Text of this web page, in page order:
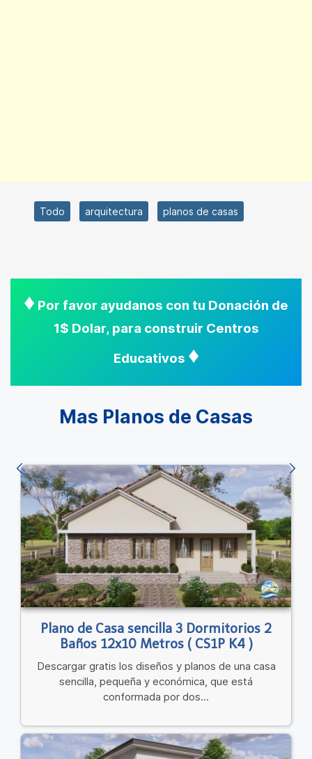
Todo arquitectura planos de casas
♦ Por favor ayudanos con tu Donación de
1$ Dolar, para construir Centros
Educativos ♦
Mas Planos de Casas
Plano de Casa sencilla 3 Dormitorios 2
Baños 12x10 Metros ( CS1P K4 )
Descargar gratis los diseños y planos de una casa
sencilla, pequeña y económica, que está
conformada por dos...